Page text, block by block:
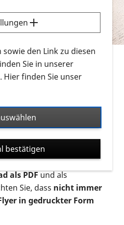
Sie nach Infonmaterial
bzw. herunterladen
dieErklärvideos zum
der PRO RETINA-Website
Menschen an.
sämtliches Infomaterial
um ausschließlich
Audios oder Videos zu
und Broschüren werden in
angeboten: zur
als gedruckte Variante
als PDFund als
Sie, dass nicht immer
in gedruckter Form
den Link zu diesen
Sie in unserer
. Hier finden Sie unser
bestätigen